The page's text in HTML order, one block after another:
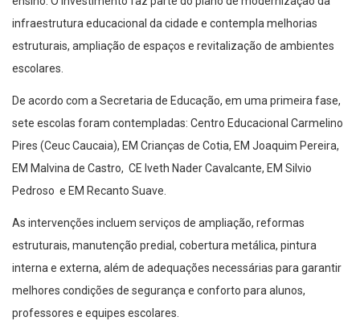
infraestrutura educacional da cidade e contempla melhorias
estruturais, ampliação de espaços e revitalização de ambientes
escolares.
De acordo com a Secretaria de Educação, em uma primeira fase,
sete escolas foram contempladas: Centro Educacional Carmelino
Pires (Ceuc Caucaia), EM Crianças de Cotia, EM Joaquim Pereira,
EM Malvina de Castro, CE Iveth Nader Cavalcante, EM Silvio
Pedroso e EM Recanto Suave.
As intervenções incluem serviços de ampliação, reformas
estruturais, manutenção predial, cobertura metálica, pintura
interna e externa, além de adequações necessárias para garantir
melhores condições de segurança e conforto para alunos,
professores e equipes escolares.